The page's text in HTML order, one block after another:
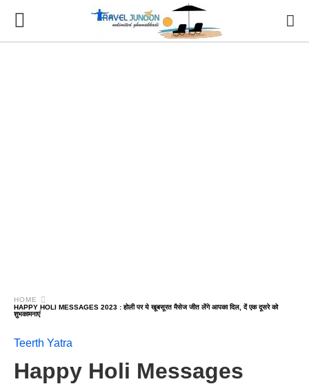
HOME
HAPPY HOLI MESSAGES 2023 : होली पर ये खूबसूरत मैसेज जीत लेंगे आपका दिल, दें एक दूसरे को
शुभकामनाएं
Teerth Yatra
Happy Holi Messages